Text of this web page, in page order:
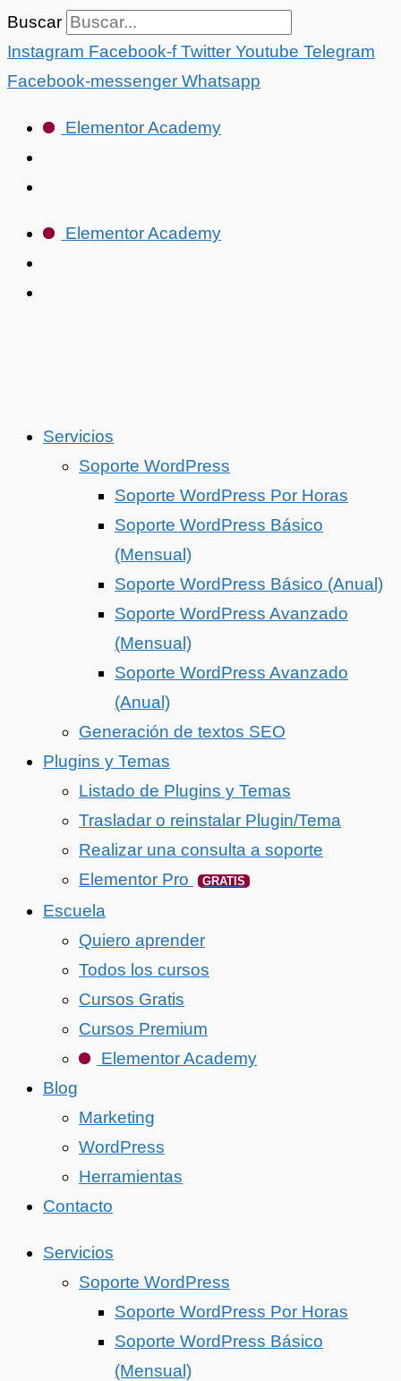
Ir
al
contenido
Buscar
Instagram Facebook-f Twitter Youtube Telegram
Facebook-messenger Whatsapp
Elementor Academy
Elementor Academy
Servicios
Soporte WordPress
Soporte WordPress Por Horas
Soporte WordPress Básico
(Mensual)
Soporte WordPress Básico (Anual)
Soporte WordPress Avanzado
(Mensual)
Soporte WordPress Avanzado
(Anual)
Generación de textos SEO
Plugins y Temas
Listado de Plugins y Temas
Trasladar o reinstalar Plugin/Tema
Realizar una consulta a soporte
Elementor Pro
GRATIS
Escuela
Quiero aprender
Todos los cursos
Cursos Gratis
Cursos Premium
Elementor Academy
Blog
Marketing
WordPress
Herramientas
Contacto
Servicios
Soporte WordPress
Soporte WordPress Por Horas
Soporte WordPress Básico
(Mensual)